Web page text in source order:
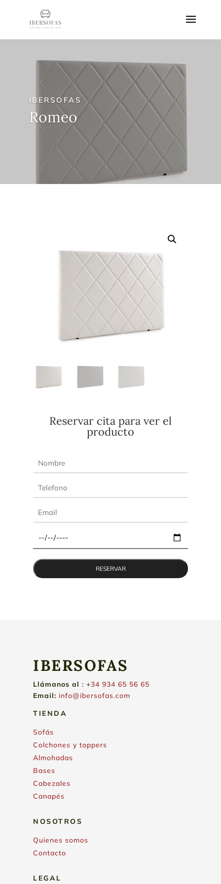
IBERSOFAS
Romeo
Reservar cita para ver el
producto
IBERSOFAS
Llámanos al : +34 934 65 56 65
Email: info@ibersofas.com
TIENDA
Sofás
Colchones y toppers
Almohadas
Bases
Cabezales
Canapés
NOSOTROS
Quienes somos
Contacto
LEGAL